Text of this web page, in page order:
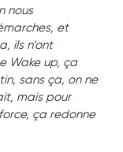
nous
et
ils n’ont
Wake up, ça
sans ça, on ne
mais pour
ça redonne